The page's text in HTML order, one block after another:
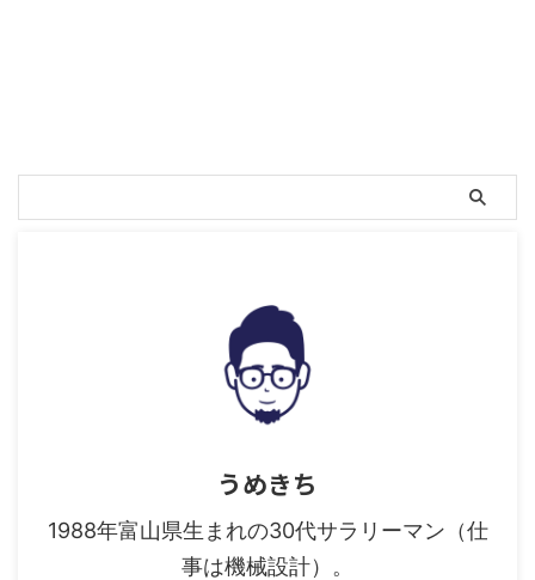
うめきち
1988年富山県生まれの30代サラリーマン（仕
事は機械設計）。